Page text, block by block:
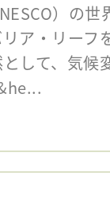
）の世
ア・リーフ
して、気候